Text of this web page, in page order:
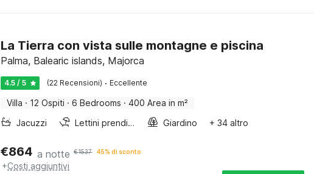
La Tierra con vista sulle montagne e piscina
Palma, Balearic islands, Majorca
4.5 / 5 (22 Recensioni) · Eccellente
Villa · 12 Ospiti · 6 Bedrooms · 400 Area in m²
Jacuzzi
Lettini prendisole Giardino + 34 altro
€864 a notte €1537 45% di sconto
+Costi aggiuntivi